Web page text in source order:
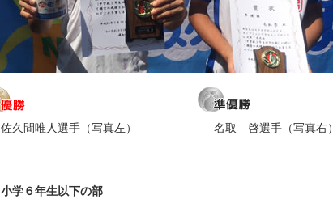
佐久間唯人選手（写真左） 名取 啓選手（写真右）
小学６年生以下の部